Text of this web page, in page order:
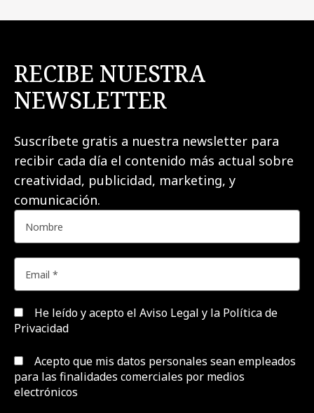
RECIBE NUESTRA
NEWSLETTER
Suscríbete gratis a nuestra newsletter para
recibir cada día el contenido más actual sobre
creatividad, publicidad, marketing, y
comunicación.
He leído y acepto el Aviso Legal y la Política de
Privacidad
Acepto que mis datos personales sean empleados
para las finalidades comerciales por medios
electrónicos